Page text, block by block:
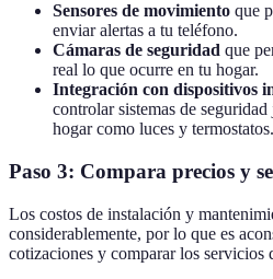
Sensores de movimiento que
enviar alertas a tu teléfono.
Cámaras de seguridad que
real lo que ocurre en tu hogar.
Integración con dispositivos
controlar sistemas de
hogar como luces y termostatos.
Paso 3: Compara precios y
Los costos de instalación y
considerablemente, por lo que es
cotizaciones y comparar los servicios